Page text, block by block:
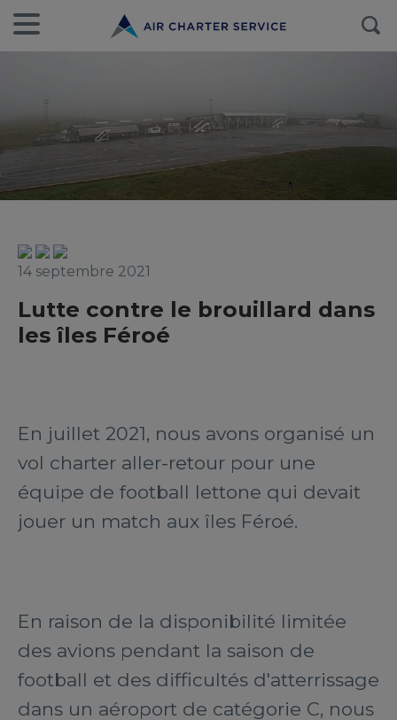
14 septembre 2021
Lutte contre le brouillard dans
les îles Féroé
En juillet 2021, nous avons organisé un
vol charter aller-retour pour une
équipe de football lettone qui devait
jouer un match aux îles Féroé.
En raison de la disponibilité limitée
des avions pendant la saison de
football et des difficultés d'atterrissage
dans un aéroport de catégorie C, nous